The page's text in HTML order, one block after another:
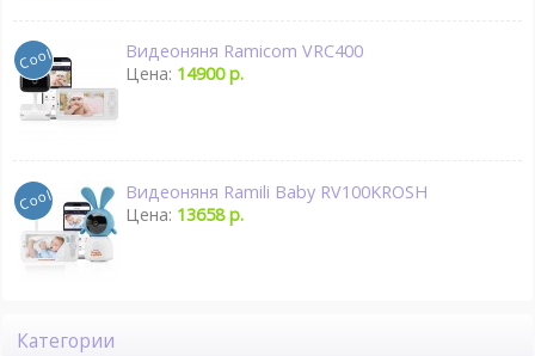
Видеоняня Ramicom VRC400
Цена: 14900 р.
Видеоняня Ramili Baby RV100KROSH
Цена: 13658 р.
Категории